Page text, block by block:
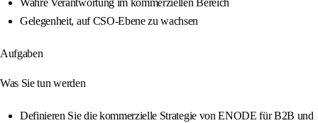
Wahre Verantwortung im kommerziellen Bereich
Gelegenheit, auf CSO-Ebene zu wachsen
Aufgaben
Was Sie tun werden
Definieren Sie die kommerzielle Strategie von ENODE für B2B und